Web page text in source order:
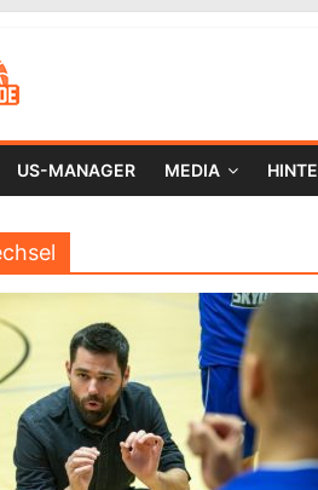
US-MANAGER MEDIA